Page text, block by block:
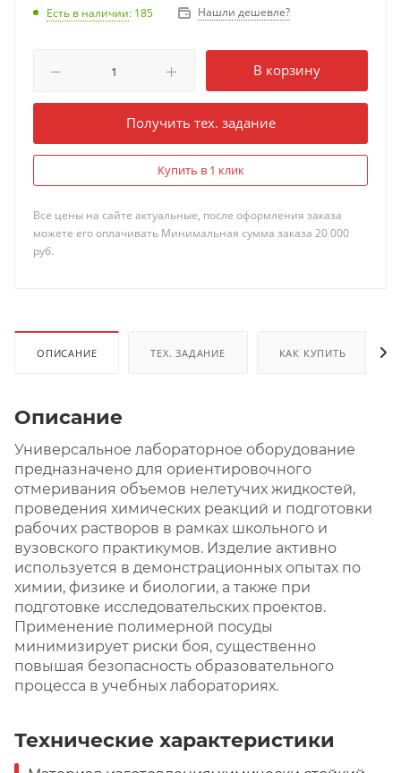
Есть в наличии: 185 Нашли дешевле?
В корзину
Получить тех. задание
Купить в 1 клик
Все цены на сайте актуальные, после оформления заказа
можете его оплачивать Минимальная сумма заказа 20 000
руб.
ОПИСАНИЕ ТЕХ. ЗАДАНИЕ КАК КУПИТЬ
Описание
Универсальное лабораторное оборудование
предназначено для ориентировочного
отмеривания объемов нелетучих жидкостей,
проведения химических реакций и подготовки
рабочих растворов в рамках школьного и
вузовского практикумов. Изделие активно
используется в демонстрационных опытах по
химии, физике и биологии, а также при
подготовке исследовательских проектов.
Применение полимерной посуды
минимизирует риски боя, существенно
повышая безопасность образовательного
процесса в учебных лабораториях.
Технические характеристики